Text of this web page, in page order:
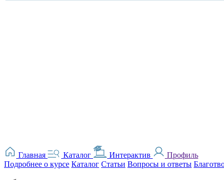
Главная Каталог Интерактив
Профиль
Подробнее о курсе Каталог Статьи Вопросы и ответы